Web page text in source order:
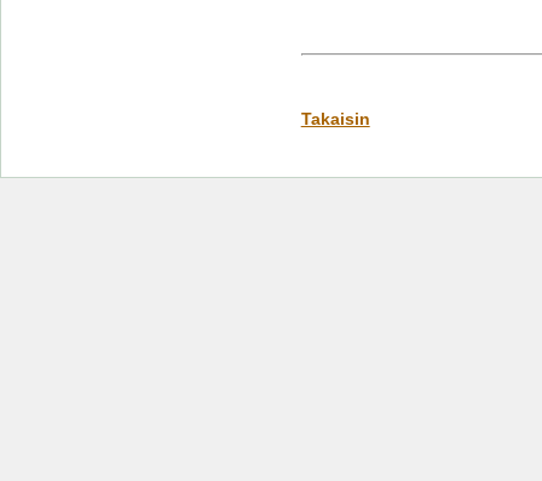
Takaisin